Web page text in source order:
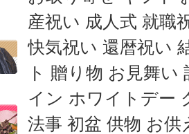
産祝い 成人式 就職
快気祝い 還暦祝い
ト 贈り物 お見舞
イン ホワイトデー
法事 初盆 供物 お供